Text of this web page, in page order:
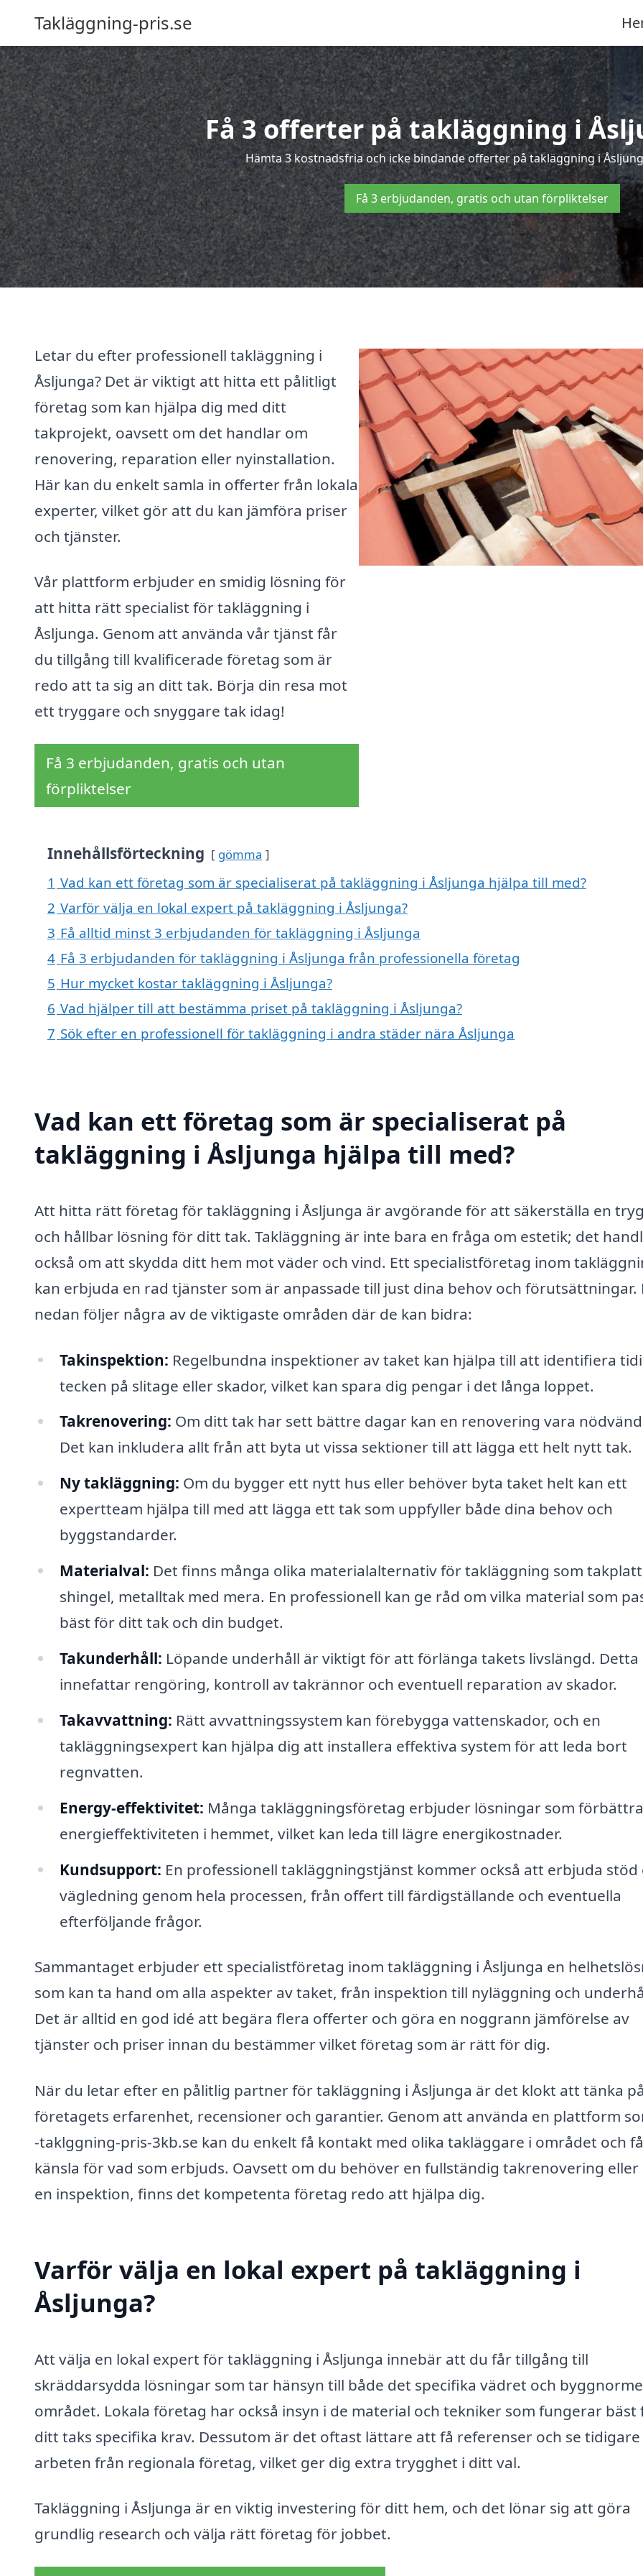
Takläggning-pris.se
Få 3 offerter på takläggning i
Hämta 3 kostnadsfria och icke bindande offerter på takläggning i
Få 3 erbjudanden, gratis och utan förpliktelser
Letar du efter professionell takläggning i
Åsljunga? Det är viktigt att hitta ett pålitligt
företag som kan hjälpa dig med ditt
takprojekt, oavsett om det handlar om
renovering, reparation eller nyinstallation.
Här kan du enkelt samla in offerter från lokala
experter, vilket gör att du kan jämföra priser
och tjänster.
Vår plattform erbjuder en smidig lösning för
att hitta rätt specialist för takläggning i
Åsljunga. Genom att använda vår tjänst får
du tillgång till kvalificerade företag som är
redo att ta sig an ditt tak. Börja din resa mot
ett tryggare och snyggare tak idag!
Få 3 erbjudanden, gratis och utan
förpliktelser
Innehållsförteckning gömma
1 Vad kan ett företag som är specialiserat på takläggning i Åsljunga hjälpa till med?
2 Varför välja en lokal expert på takläggning i Åsljunga?
3 Få alltid minst 3 erbjudanden för takläggning i Åsljunga
4 Få 3 erbjudanden för takläggning i Åsljunga från professionella företag
5 Hur mycket kostar takläggning i Åsljunga?
6 Vad hjälper till att bestämma priset på takläggning i Åsljunga?
7 Sök efter en professionell för takläggning i andra städer nära Åsljunga
Vad kan ett företag som är specialiserat på
takläggning i Åsljunga hjälpa till med?
Att hitta rätt företag för takläggning i Åsljunga är avgörande för att säkerställa en
och hållbar lösning för ditt tak. Takläggning är inte bara en fråga om estetik; det
också om att skydda ditt hem mot väder och vind. Ett specialistföretag inom
kan erbjuda en rad tjänster som är anpassade till just dina behov och förutsättningar.
nedan följer några av de viktigaste områden där de kan bidra:
Takinspektion: Regelbundna inspektioner av taket kan hjälpa till att identifiera
tecken på slitage eller skador, vilket kan spara dig pengar i det långa loppet.
Takrenovering: Om ditt tak har sett bättre dagar kan en renovering vara
Det kan inkludera allt från att byta ut vissa sektioner till att lägga ett helt nytt tak.
Ny takläggning: Om du bygger ett nytt hus eller behöver byta taket helt kan ett
expertteam hjälpa till med att lägga ett tak som uppfyller både dina behov och
byggstandarder.
Materialval: Det finns många olika materialalternativ för takläggning som
shingel, metalltak med mera. En professionell kan ge råd om vilka material som
bäst för ditt tak och din budget.
Takunderhåll: Löpande underhåll är viktigt för att förlänga takets livslängd. Detta
innefattar rengöring, kontroll av takrännor och eventuell reparation av skador.
Takavvattning: Rätt avvattningssystem kan förebygga vattenskador, och en
takläggningsexpert kan hjälpa dig att installera effektiva system för att leda bort
regnvatten.
Energy-effektivitet: Många takläggningsföretag erbjuder lösningar som
energieffektiviteten i hemmet, vilket kan leda till lägre energikostnader.
Kundsupport: En professionell takläggningstjänst kommer också att erbjuda stöd
vägledning genom hela processen, från offert till färdigställande och eventuella
efterföljande frågor.
Sammantaget erbjuder ett specialistföretag inom takläggning i Åsljunga en
som kan ta hand om alla aspekter av taket, från inspektion till nyläggning och
Det är alltid en god idé att begära flera offerter och göra en noggrann jämförelse av
tjänster och priser innan du bestämmer vilket företag som är rätt för dig.
När du letar efter en pålitlig partner för takläggning i Åsljunga är det klokt att tänka på
företagets erfarenhet, recensioner och garantier. Genom att använda en plattform
-taklggning-pris-3kb.se kan du enkelt få kontakt med olika takläggare i området och
känsla för vad som erbjuds. Oavsett om du behöver en fullständig takrenovering eller
en inspektion, finns det kompetenta företag redo att hjälpa dig.
Varför välja en lokal expert på takläggning i
Åsljunga?
Att välja en lokal expert för takläggning i Åsljunga innebär att du får tillgång till
skräddarsydda lösningar som tar hänsyn till både det specifika vädret och
området. Lokala företag har också insyn i de material och tekniker som fungerar bäst
ditt taks specifika krav. Dessutom är det oftast lättare att få referenser och se tidigare
arbeten från regionala företag, vilket ger dig extra trygghet i ditt val.
Takläggning i Åsljunga är en viktig investering för ditt hem, och det lönar sig att göra
grundlig research och välja rätt företag för jobbet.